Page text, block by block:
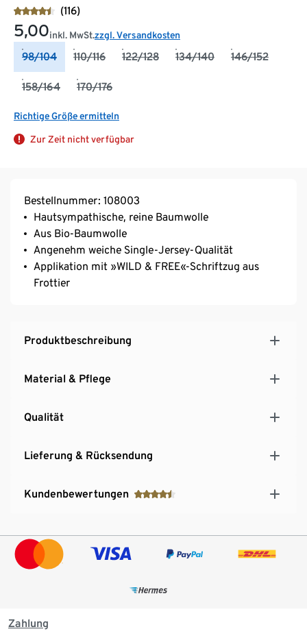
(116)
5,00inkl. MwSt.zzgl. Versandkosten
98/104 110/116 122/128 134/140 146/152
158/164 170/176
Richtige Größe ermitteln
Zur Zeit nicht verfügbar
Bestellnummer: 108003
Hautsympathische, reine Baumwolle
Aus Bio-Baumwolle
Angenehm weiche Single-Jersey-Qualität
Applikation mit »WILD & FREE«-Schriftzug aus
Frottier
Produktbeschreibung
Material & Pflege
Qualität
Lieferung & Rücksendung
Kundenbewertungen
Zahlung